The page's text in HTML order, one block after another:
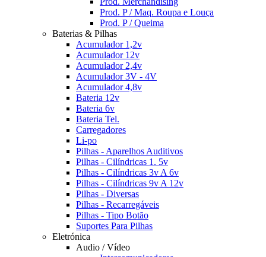
Prod. P / Maq. Roupa e Louça
Prod. P / Queima
Baterias & Pilhas
Acumulador 1,2v
Acumulador 12v
Acumulador 2,4v
Acumulador 3V - 4V
Acumulador 4,8v
Bateria 12v
Bateria 6v
Bateria Tel.
Carregadores
Li-po
Pilhas - Aparelhos Auditivos
Pilhas - Cilíndricas 1. 5v
Pilhas - Cilíndricas 3v A 6v
Pilhas - Cilíndricas 9v A 12v
Pilhas - Diversas
Pilhas - Recarregáveis
Pilhas - Tipo Botão
Suportes Para Pilhas
Eletrónica
Audio / Vídeo